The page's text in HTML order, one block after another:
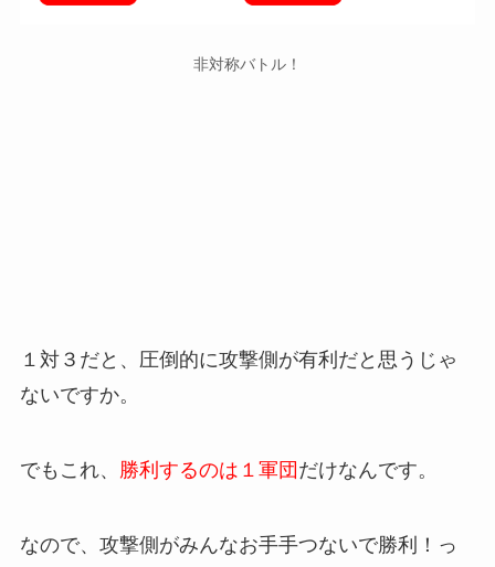
非対称バトル！
１対３だと、圧倒的に攻撃側が有利だと思うじゃ
ないですか。
でもこれ、 勝利するのは１軍団 だけなんです。
なので、攻撃側がみんなお手手つないで勝利！っ